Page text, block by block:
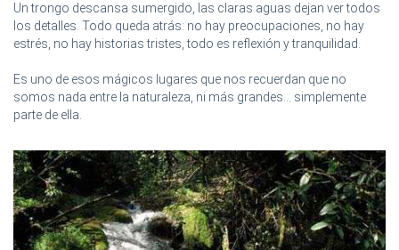
Un trongo descansa sumergido, las claras aguas dejan ver todos
los detalles. Todo queda atrás: no hay preocupaciones, no hay
estrés, no hay historias tristes, todo es reflexión y tranquilidad.
Es uno de esos mágicos lugares que nos recuerdan que no
somos nada entre la naturaleza, ni más grandes... simplemente
parte de ella.